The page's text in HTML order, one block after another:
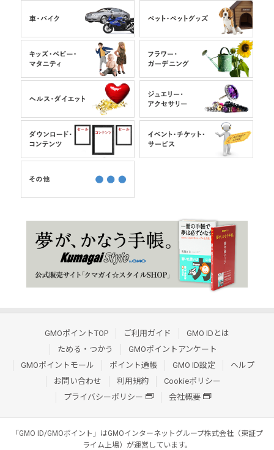
GMOポイントTOP ご利用ガイド
GMO IDとは
ためる・つかう
GMOポイントアンケート
GMOポイントモール
ポイント通帳 GMO ID設定
ヘルプ
お問い合わせ
利用規約
Cookieポリシー
プライバシーポリシー
会社概要
「GMO ID/GMOポイント」はGMOインターネットグループ株式会社（東証プ
ライム上場）が運営しています。